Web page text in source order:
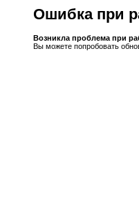
Ошибка при
Возникла проблема при
Вы можете попробовать